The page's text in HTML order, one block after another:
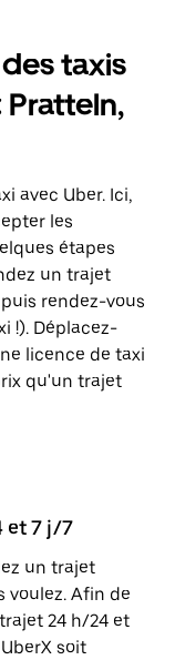
taxis
Pratteln,
avec Uber. Ici,
les
étapes
un trajet
rendez-vous
!). Déplacez-
licence de taxi
qu'un trajet
et 7 j/7
un trajet
voulez. Afin de
24 h/24 et
soit